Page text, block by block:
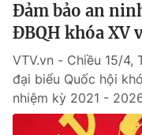
Đảm bảo an
ĐBQH khóa XV
VTV.vn - Chiều 15/
đại biểu Quốc hội
nhiệm kỳ 2021 -